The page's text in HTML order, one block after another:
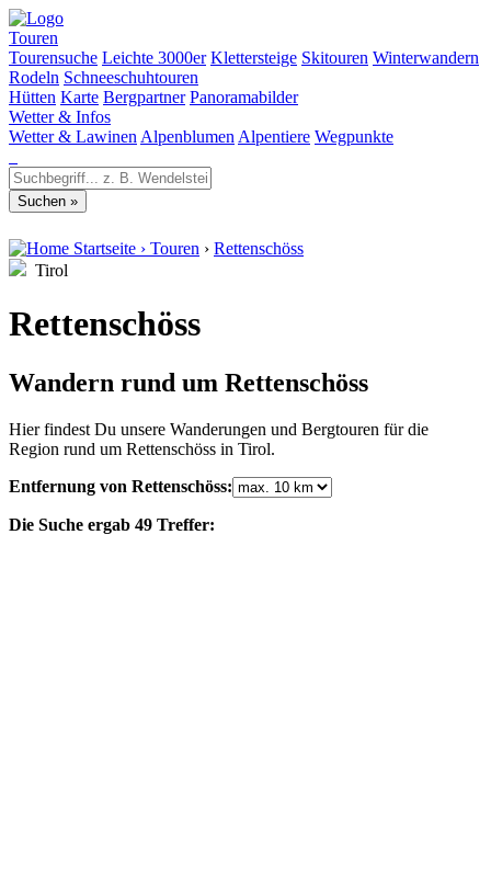
Touren
Tourensuche Leichte 3000er Klettersteige Skitouren Winterwandern
Rodeln Schneeschuhtouren
Hütten Karte Bergpartner Panoramabilder
Wetter & Infos
Wetter & Lawinen Alpenblumen Alpentiere Wegpunkte
Startseite › Touren › Rettenschöss
Tirol
Rettenschöss
Wandern rund um Rettenschöss
Hier findest Du unsere Wanderungen und Bergtouren für die
Region rund um Rettenschöss in Tirol.
Entfernung von Rettenschöss:
Die Suche ergab 49 Treffer: